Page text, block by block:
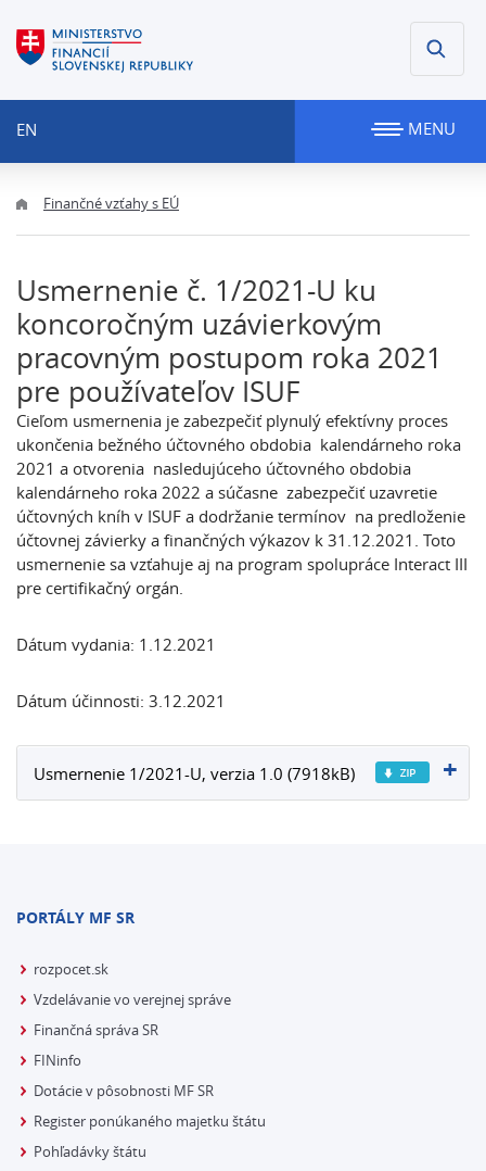
EN MENU
Finančné vzťahy s EÚ
Usmernenie č. 1/2021-U ku
koncoročným uzávierkovým
pracovným postupom roka 2021
pre používateľov ISUF
Cieľom usmernenia je zabezpečiť plynulý efektívny proces
ukončenia bežného účtovného obdobia kalendárneho roka
2021 a otvorenia nasledujúceho účtovného obdobia
kalendárneho roka 2022 a súčasne zabezpečiť uzavretie
účtovných kníh v ISUF a dodržanie termínov na predloženie
účtovnej závierky a finančných výkazov k 31.12.2021. Toto
usmernenie sa vzťahuje aj na program spolupráce Interact III
pre certifikačný orgán.
Dátum vydania: 1.12.2021
Dátum účinnosti: 3.12.2021
Usmernenie 1/2021-U, verzia 1.0 (7918kB)
PORTÁLY MF SR
rozpocet.sk
Vzdelávanie vo verejnej správe
Finančná správa SR
FINinfo
Dotácie v pôsobnosti MF SR
Register ponúkaného majetku štátu
Pohľadávky štátu